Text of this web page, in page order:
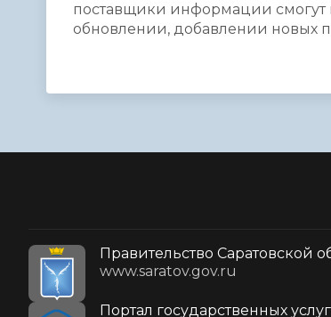
поставщики информации смогут
обновлении, добавлении новых
Правительство Саратовской
www.saratov.gov.ru
Портал государственных